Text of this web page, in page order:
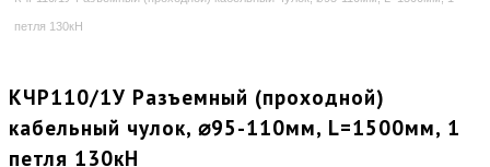
петля 130кН
КЧР110/1У Разъемный (проходной)
кабельный чулок, ⌀95-110мм, L=1500мм, 1
петля 130кН